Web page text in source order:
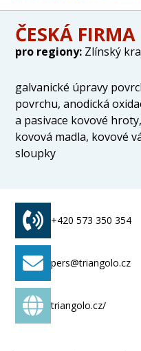
ČESKÁ FIRMA
pro regiony: Zlínský
galvanické úpravy
povrchu, anodická
a pasivace kovové
kovová madla, kovové
sloupky
+420 573 350 354
pers@triangolo.cz
triangolo.cz/